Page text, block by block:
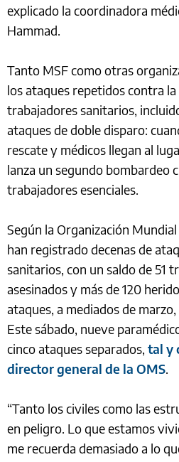
explicado la coordinadora
Hammad.
Tanto MSF como otras
los ataques repetidos contra
trabajadores sanitarios,
ataques de doble disparo:
rescate y médicos llegan al
lanza un segundo bombardeo
trabajadores esenciales.
Según la Organización
han registrado decenas de
sanitarios, con un saldo de 51
asesinados y más de 120
ataques, a mediados de
Este sábado, nueve
cinco ataques separados, tal y
director general de la OMS.
“Tanto los civiles como las
en peligro. Lo que estamos
me recuerda demasiado a lo